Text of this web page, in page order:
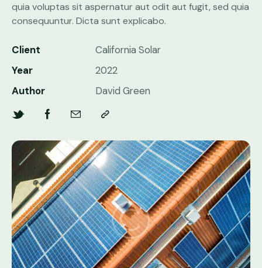
quia voluptas sit aspernatur aut odit aut fugit, sed quia
consequuntur. Dicta sunt explicabo.
Client
California Solar
Year
2022
Author
David Green